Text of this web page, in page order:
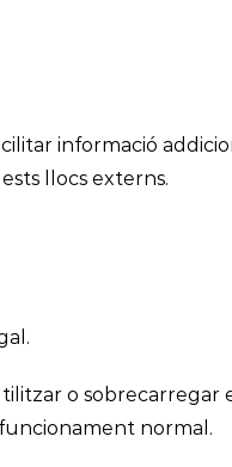
informació
llocs externs.
o sobrecarregar
normal.